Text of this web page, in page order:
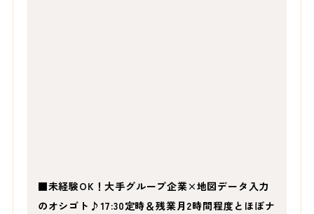
■未経験OK！大手グループ企業×地図データ入力
のオシゴト♪17:30定時＆残業月2時間程度とほぼナ